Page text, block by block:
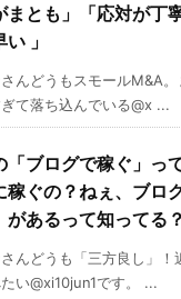
まとも」「応対が丁
」
んどうもスモールM&A
て落ち込んでいる@x ...
「ブログで稼ぐ」っ
稼ぐの？ねぇ、ブロ
があるって知ってる？
んどうも「三方良し」！
い@xi10jun1です。 ...